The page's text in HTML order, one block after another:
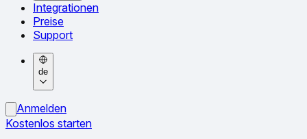
Integrationen
Preise
Support
de
Anmelden
Kostenlos starten